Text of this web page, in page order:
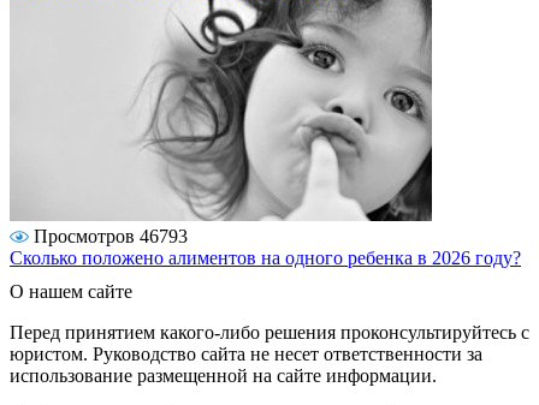
Просмотров 46793
Сколько положено алиментов на одного ребенка в 2026 году?
О нашем сайте
Перед принятием какого-либо решения проконсультируйтесь с
юристом. Руководство сайта не несет ответственности за
использование размещенной на сайте информации.